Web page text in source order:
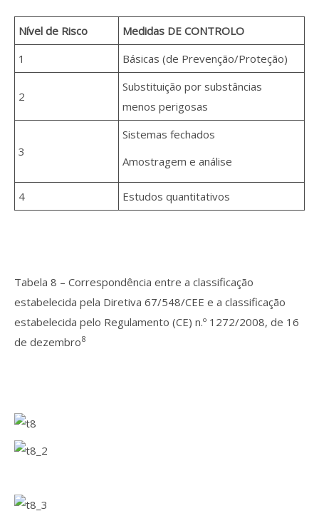
Nível de Risco
Medidas DE CONTROLO
1
Básicas (de Prevenção/Proteção)
2
Substituição por substâncias
menos perigosas
3
Sistemas fechados
Amostragem e análise
4 Estudos quantitativos
Tabela 8 – Correspondência entre a classificação
estabelecida pela Diretiva 67/548/CEE e a classificação
estabelecida pelo Regulamento (CE) n.º 1272/2008, de 16
de dezembro8